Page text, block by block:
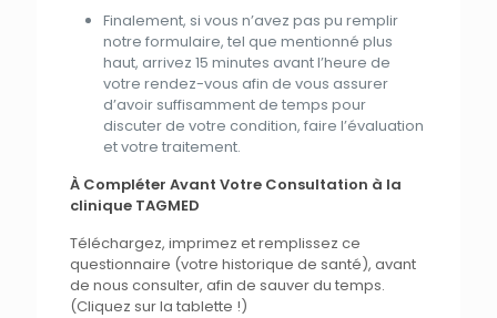
Finalement, si vous n’avez pas pu remplir
notre formulaire, tel que mentionné plus
haut, arrivez 15 minutes avant l’heure de
votre rendez-vous afin de vous assurer
d’avoir suffisamment de temps pour
discuter de votre condition, faire l’évaluation
etvotre traitement.
À Compléter Avant Votre Consultation à la
clinique TAGMED
Téléchargez, imprimez etremplissez ce
questionnaire (votre historique de santé), avant
de nous consulter, afin de sauver du temps.
(Cliquez surla tablette !)